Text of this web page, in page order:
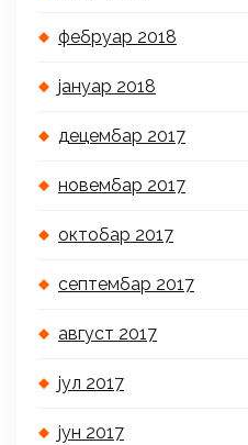
фебруар 2018
јануар 2018
децембар 2017
новембар 2017
октобар 2017
септембар 2017
август 2017
јул 2017
јун 2017